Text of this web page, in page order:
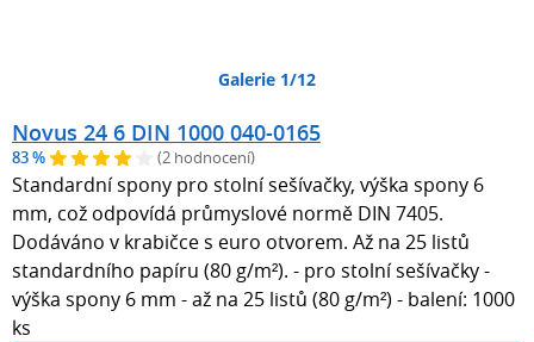
Galerie 1/12
Novus 24 6 DIN 1000 040-0165
83 % (2 hodnocení)
Standardní spony pro stolní sešívačky, výška spony 6
mm, což odpovídá průmyslové normě DIN 7405.
Dodáváno v krabičce s euro otvorem. Až na 25 listů
standardního papíru (80 g/m²). - pro stolní sešívačky -
výška spony 6 mm - až na 25 listů (80 g/m²) - balení: 1000
ks